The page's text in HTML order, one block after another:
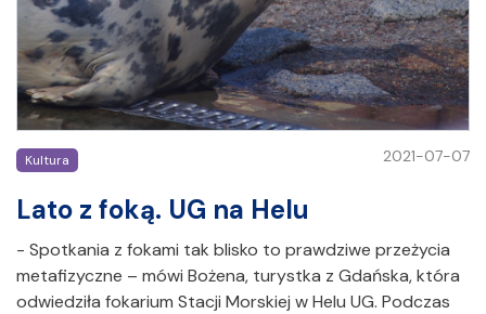
Kultura 2021-07-07
Lato z foką. UG na Helu
- Spotkania z fokami tak blisko to prawdziwe przeżycia
metafizyczne – mówi Bożena, turystka z Gdańska, która
odwiedziła fokarium Stacji Morskiej w Helu UG. Podczas